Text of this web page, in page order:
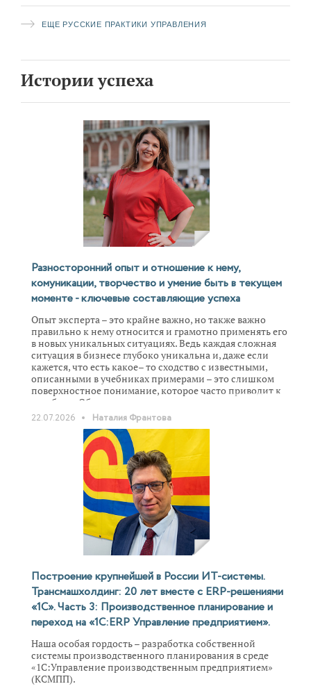
мы пройдем немного глубже и поговорим о том, что
делает возможным два режима в русской модели
ЕЩЕ РУССКИЕ ПРАКТИКИ УПРАВЛЕНИЯ
Истории успеха
Разносторонний опыт и отношение к нему,
комуникации, творчество и умение быть в текущем
моменте - ключевые составляющие успеха
Опыт эксперта – это крайне важно, но также важно
правильно к нему относится и грамотно применять его
в новых уникальных ситуациях. Ведь каждая сложная
ситуация в бизнесе глубоко уникальна и, даже если
кажется, что есть какое– то сходство с известными,
описанными в учебниках примерами – это слишком
поверхностное понимание, которое часто приводит к
ошибкам. Об этом, а также о месте творчества и умения
быть в текущем моменте мы разговариваем с Наталией
Франтовой, коммерческим директором компании
«Торговый дом «АндерСон».
22.07.2026 Наталия Франтова
Построение крупнейшей в России ИТ-системы.
Трансмашхолдинг: 20 лет вместе с ERP-решениями
«1С». Часть 3: Производственное планирование и
переход на «1С:ERP Управление предприятием».
Наша особая гордость – разработка собственной
системы производственного планирования в среде
«1С:Управление производственным предприятием»
(КСМПП).